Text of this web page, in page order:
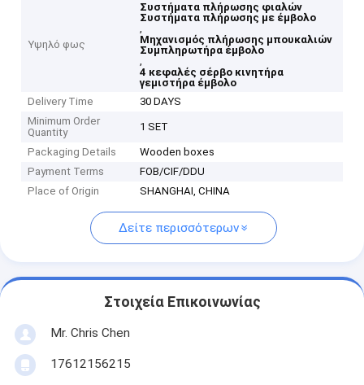
Υψηλό φως
Συστήματα πλήρωσης φιαλών
Συστήματα πλήρωσης με έμβολο
,
Μηχανισμός πλήρωσης μπουκαλιών
Συμπληρωτήρα έμβολο
,
4 κεφαλές σέρβο κινητήρα
γεμιστήρα έμβολο
Delivery Time
30 DAYS
Minimum Order
Quantity
1 SET
Packaging Details
Wooden boxes
Payment Terms
FOB/CIF/DDU
Place of Origin
SHANGHAI, CHINA
Δείτε περισσότερων
Στοιχεία Επικοινωνίας
Mr. Chris Chen
17612156215